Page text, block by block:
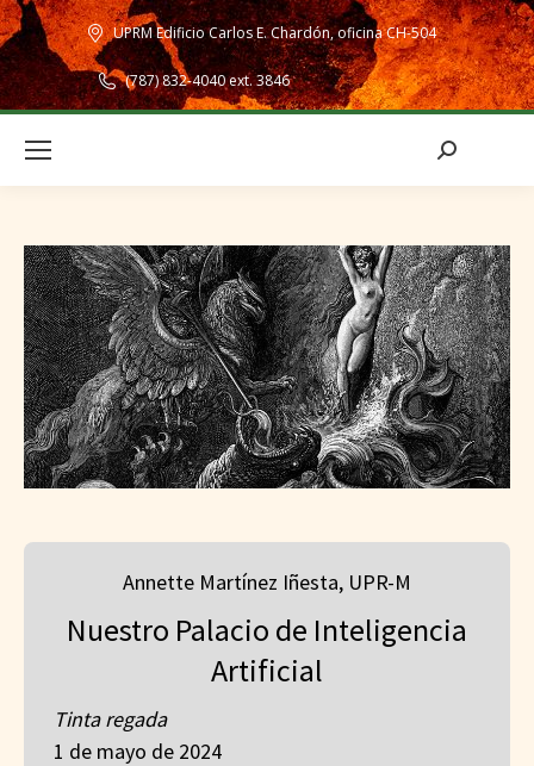
UPRM Edificio Carlos E. Chardón, oficina CH-504
(787) 832-4040 ext. 3846
Search:
Annette Martínez Iñesta, UPR-M
Nuestro Palacio de Inteligencia
Artificial
Tinta regada
1 de mayo de 2024